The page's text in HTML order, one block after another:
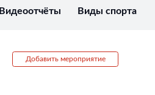
Видеоотчёты Виды спорта
Добавить мероприятие